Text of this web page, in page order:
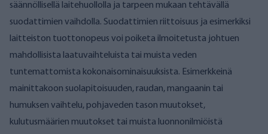
säännöllisellä laitehuollolla ja tarpeen mukaan tehtävällä
suodattimien vaihdolla. Suodattimien riittoisuus ja esimerkiksi
laitteiston tuottonopeus voi poiketa ilmoitetusta johtuen
mahdollisista laatuvaihteluista tai muista veden
tuntemattomista kokonaisominaisuuksista. Esimerkkeinä
mainittakoon suolapitoisuuden, raudan, mangaanin tai
humuksen vaihtelu, pohjaveden tason muutokset,
kulutusmäärien muutokset tai muista luonnonilmiöistä